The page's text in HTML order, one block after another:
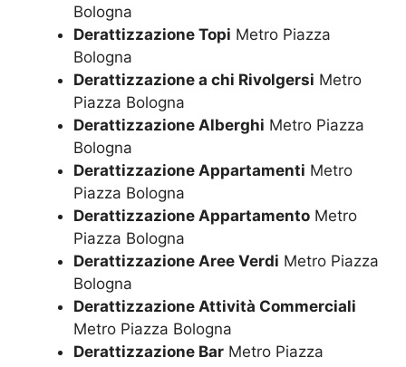
Bologna
Derattizzazione Topi Metro Piazza
Bologna
Derattizzazione a chi Rivolgersi Metro
Piazza Bologna
Derattizzazione Alberghi Metro Piazza
Bologna
Derattizzazione Appartamenti Metro
Piazza Bologna
Derattizzazione Appartamento Metro
Piazza Bologna
Derattizzazione Aree Verdi Metro Piazza
Bologna
Derattizzazione Attività Commerciali
Metro Piazza Bologna
Derattizzazione Bar Metro Piazza